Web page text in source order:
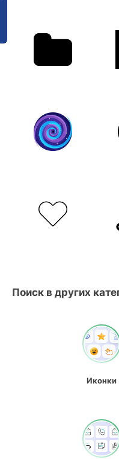
Поиск в других
Иконки